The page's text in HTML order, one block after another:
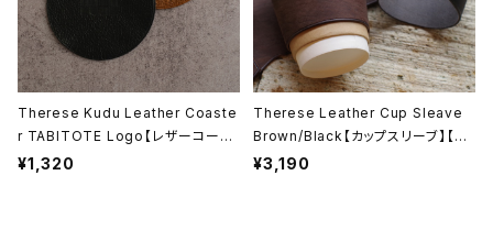
Therese Kudu Leather Coaste
r TABITOTE Logo【レザーコース
ター】【本革製】【日本製】【ギフト プレ
¥1,320
Therese Leather Cup Sleave
Brown/Black【カップスリーブ】【カ
ップホルダー】【本革製】【日本製】【テ
¥3,190